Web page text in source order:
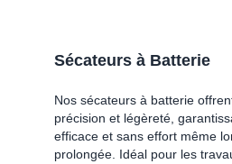
Sécateurs à Batterie
Nos sécateurs à batterie
précision et légèreté,
efficace et sans effort même
prolongée. Idéal pour les